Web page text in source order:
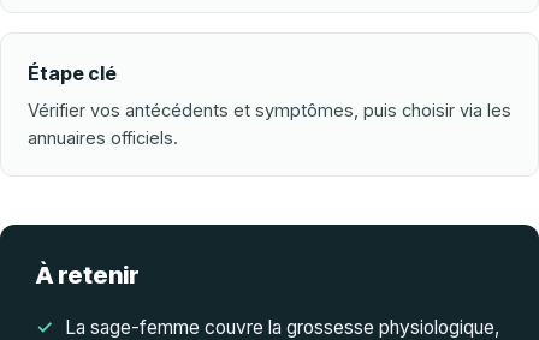
Étape clé
Vérifier vos antécédents et symptômes, puis choisir via les
annuaires officiels.
À retenir
La sage-femme couvre la grossesse physiologique,